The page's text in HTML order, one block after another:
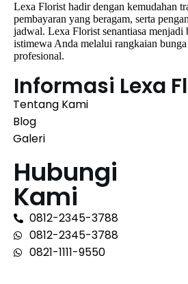
Lexa Florist hadir dengan kemudahan
pembayaran yang beragam, serta
jadwal. Lexa Florist senantiasa menjadi
istimewa Anda melalui rangkaian bunga
profesional.
Informasi Lexa
Tentang Kami
Blog
Galeri
Hubungi
Kami
0812-2345-3788
0812-2345-3788
0821-1111-9550